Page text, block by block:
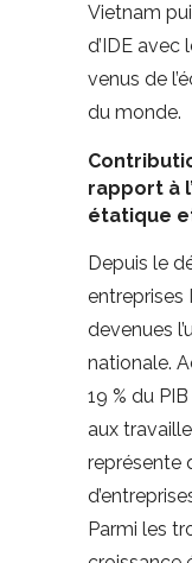
Vietnam
d’IDE
venus de
du monde.
rapport à
étatique
Depuis le
entreprises
devenues
nationale.
19 % du
aux
représente
Parmi les